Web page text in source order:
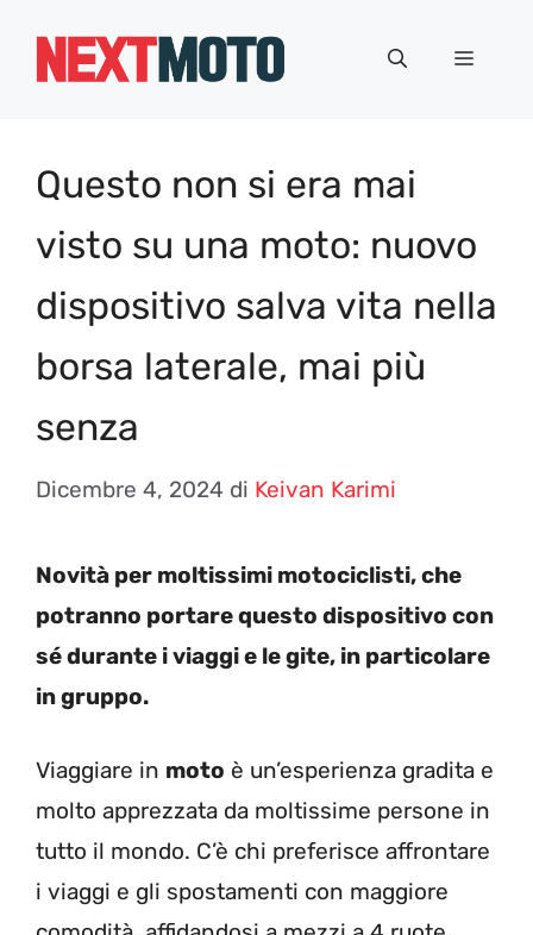
Menu
Questo non si era mai
visto su una moto: nuovo
dispositivo salva vita nella
borsa laterale, mai più
senza
Dicembre 4, 2024 di Keivan Karimi
Novità per moltissimi motociclisti, che
potranno portare questo dispositivo con
sé durante i viaggi e le gite, in particolare
in gruppo.
Viaggiare in moto è un’esperienza gradita e
molto apprezzata da moltissime persone in
tutto il mondo. C’è chi preferisce affrontare
i viaggi e gli spostamenti con maggiore